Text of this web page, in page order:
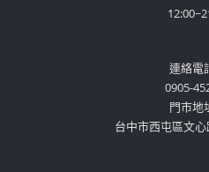
連絡電
0905-
門市地
台中市西屯區文